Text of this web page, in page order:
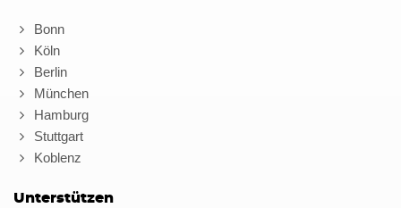
Bonn
Köln
Berlin
München
Hamburg
Stuttgart
Koblenz
Unterstützen